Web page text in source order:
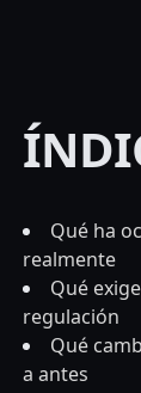
Qué ha
realmente
Qué
regulación
Qué
a antes